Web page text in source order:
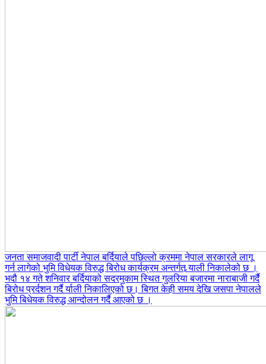
जनता समाजवादी पार्टी नेपाल बर्दियाले पछिल्लो क्रममा नेपाल सरकारले लागू
गर्न लागेको भुमि विधेयक विरुद्ध बिरोध कार्यक्रम अन्तर्गत र्‍याली निकालेको छ ।
भदौ १४ गते शनिवार बर्दियाको सदरमुकाम स्थित गुलरिया बजारमा नाराबाजी गर्दै
बिरोध प्रर्दशन गर्दै र्याली निकालिएको छ। बिगत केही समय देखि जसपा नेपालले
भुमि बिधेयक विरुद्ध आन्दोलन गर्दै आएको छ ।